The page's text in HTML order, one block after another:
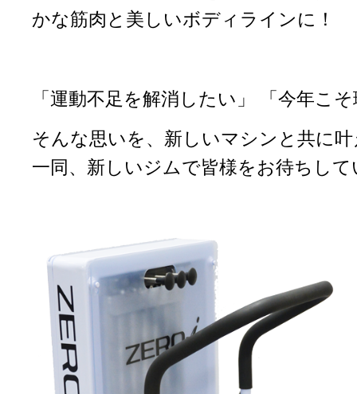
かな筋肉と美しいボディラインに！
「運動不足を解消したい」 「今年こ
そんな思いを、新しいマシンと共に
一同、新しいジムで皆様をお待ちし